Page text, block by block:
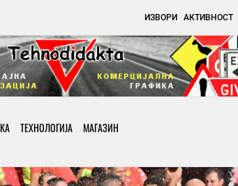
ИЗВОРИ АКТИВНОСТ
ТЕХНОЛОГИЈА МАГАЗИН